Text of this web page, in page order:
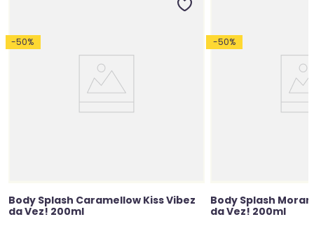
-50%
Body Splash Caramellow Kiss Vibez
da Vez! 200ml
-50%
Body Splash
da Vez! 200ml